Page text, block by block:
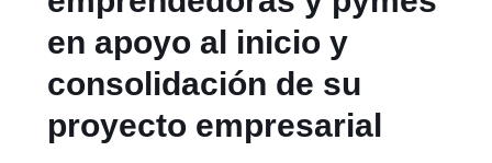
en apoyo al inicio y
consolidación de su
proyecto empresarial